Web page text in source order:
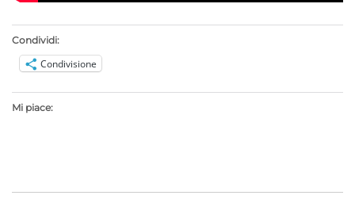
Condividi:
Condivisione
Mi piace: